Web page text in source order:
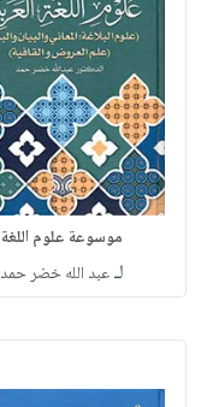
موسوعة علوم اللغة
لـعبد الله خضر حمد